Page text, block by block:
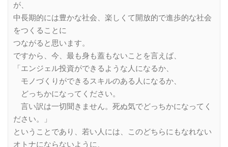
が、
中長期的には豊かな社会、楽しくて開放的で進歩的な社会
をつくることに
つながると思います。
ですから、今、最も身も蓋もないことを言えば、
「エンジェル投資ができるような人になるか、
モノづくりができるスキルのある人になるか、
どっちかになってください。
言い訳は一切聞きません。死ぬ気でどっちかになってく
ださい。」
ということであり、若い人には、このどちらにもなれない
オトナにならないように、